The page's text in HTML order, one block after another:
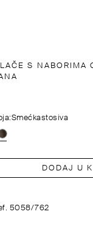
S NABORIMA
Smećkastosiva
DODAJ U
5058/762